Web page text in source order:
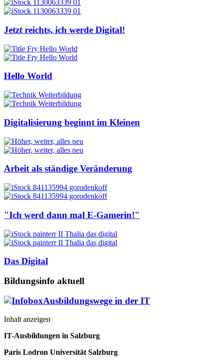
Jetzt reichts, ich werde Digital!
Hello World
Digitalisierung beginnt im Kleinen
Arbeit als ständige Veränderung
"Ich werd dann mal E-Gamerin!"
Das Digital
Bildungsinfo aktuell
Ausbildungswege in der IT
Inhalt anzeigen
IT-Ausbildungen in Salzburg
Paris Lodron Universität Salzburg